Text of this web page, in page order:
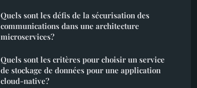
Quels sont les défis de la sécurisation des
communications dans une architecture
microservices?
Quels sont les critères pour choisir un service
de stockage de données pour une application
cloud-native?